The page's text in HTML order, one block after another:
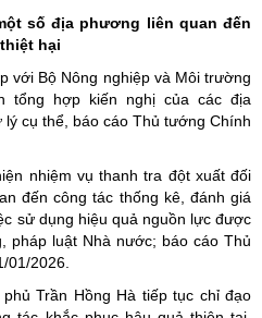
số địa phương liên quan đến
hại
với Bộ Nông nghiệp và Môi trường
tổng hợp kiến nghị của các địa
cụ thể, báo cáo Thủ tướng Chính
nhiệm vụ thanh tra đột xuất đối
đến công tác thống kê, đánh giá
sử dụng hiệu quả nguồn lực được
pháp luật Nhà nước; báo cáo Thủ
01/2026.
Trần Hồng Hà tiếp tục chỉ đạo